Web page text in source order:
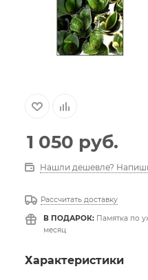
1 050 руб.
Нашли дешевле?
Рассчитать доставку
В ПОДАРОК: Памятка по
месяц
Характеристики